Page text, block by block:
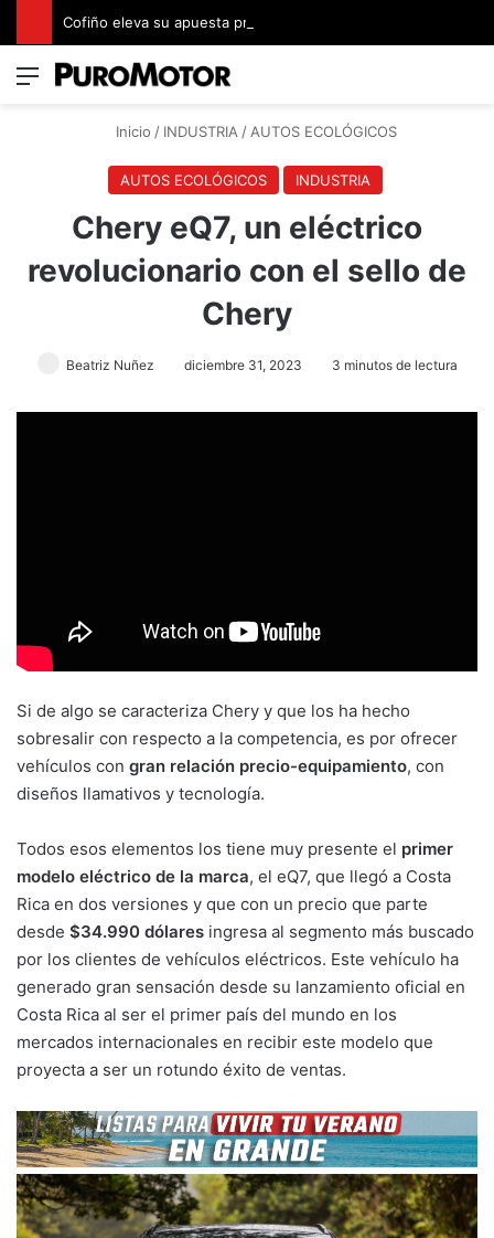
Menú
Inicio / INDUSTRIA/AUTOS ECOLÓGICOS
AUTOS ECOLÓGICOS INDUSTRIA
Chery eQ7, un eléctrico
revolucionario con el sello de
Chery
Beatriz Nuñez diciembre 31, 2023 3 minutos de lectura
Si de algo se caracteriza Chery y que los ha hecho
sobresalir con respecto a la competencia, es por ofrecer
vehículos con gran relación precio-equipamiento, con
diseños llamativos y tecnología.
Todos esos elementos los tiene muy presente el primer
modelo eléctrico de la marca, el eQ7, que llegó a Costa
Rica en dos versiones y que con un precio que parte
desde $34.990 dólares ingresa al segmento más buscado
por los clientes de vehículos eléctricos. Este vehículo ha
generado gran sensación desde su lanzamiento oficial en
Costa Rica al ser el primer país del mundo en los
mercados internacionales en recibir este modelo que
proyecta a ser un rotundo éxito de ventas.